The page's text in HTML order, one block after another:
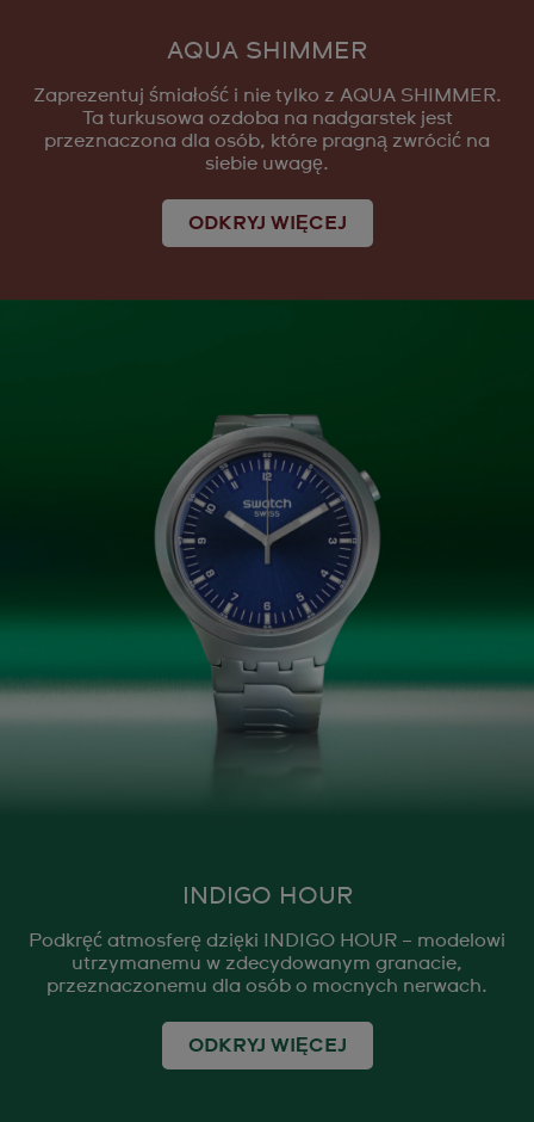
AQUA SHIMMER
Zaprezentuj śmiałość i nie tylko z AQUA SHIMMER.
Ta turkusowa ozdoba na nadgarstek jest
przeznaczona dla osób, które pragną zwrócić na
siebie uwagę.
ODKRYJ WIĘCEJ
INDIGO HOUR
Podkręć atmosferę dzięki INDIGO HOUR – modelowi
utrzymanemu w zdecydowanym granacie,
przeznaczonemu dla osób o mocnych nerwach.
ODKRYJ WIĘCEJ